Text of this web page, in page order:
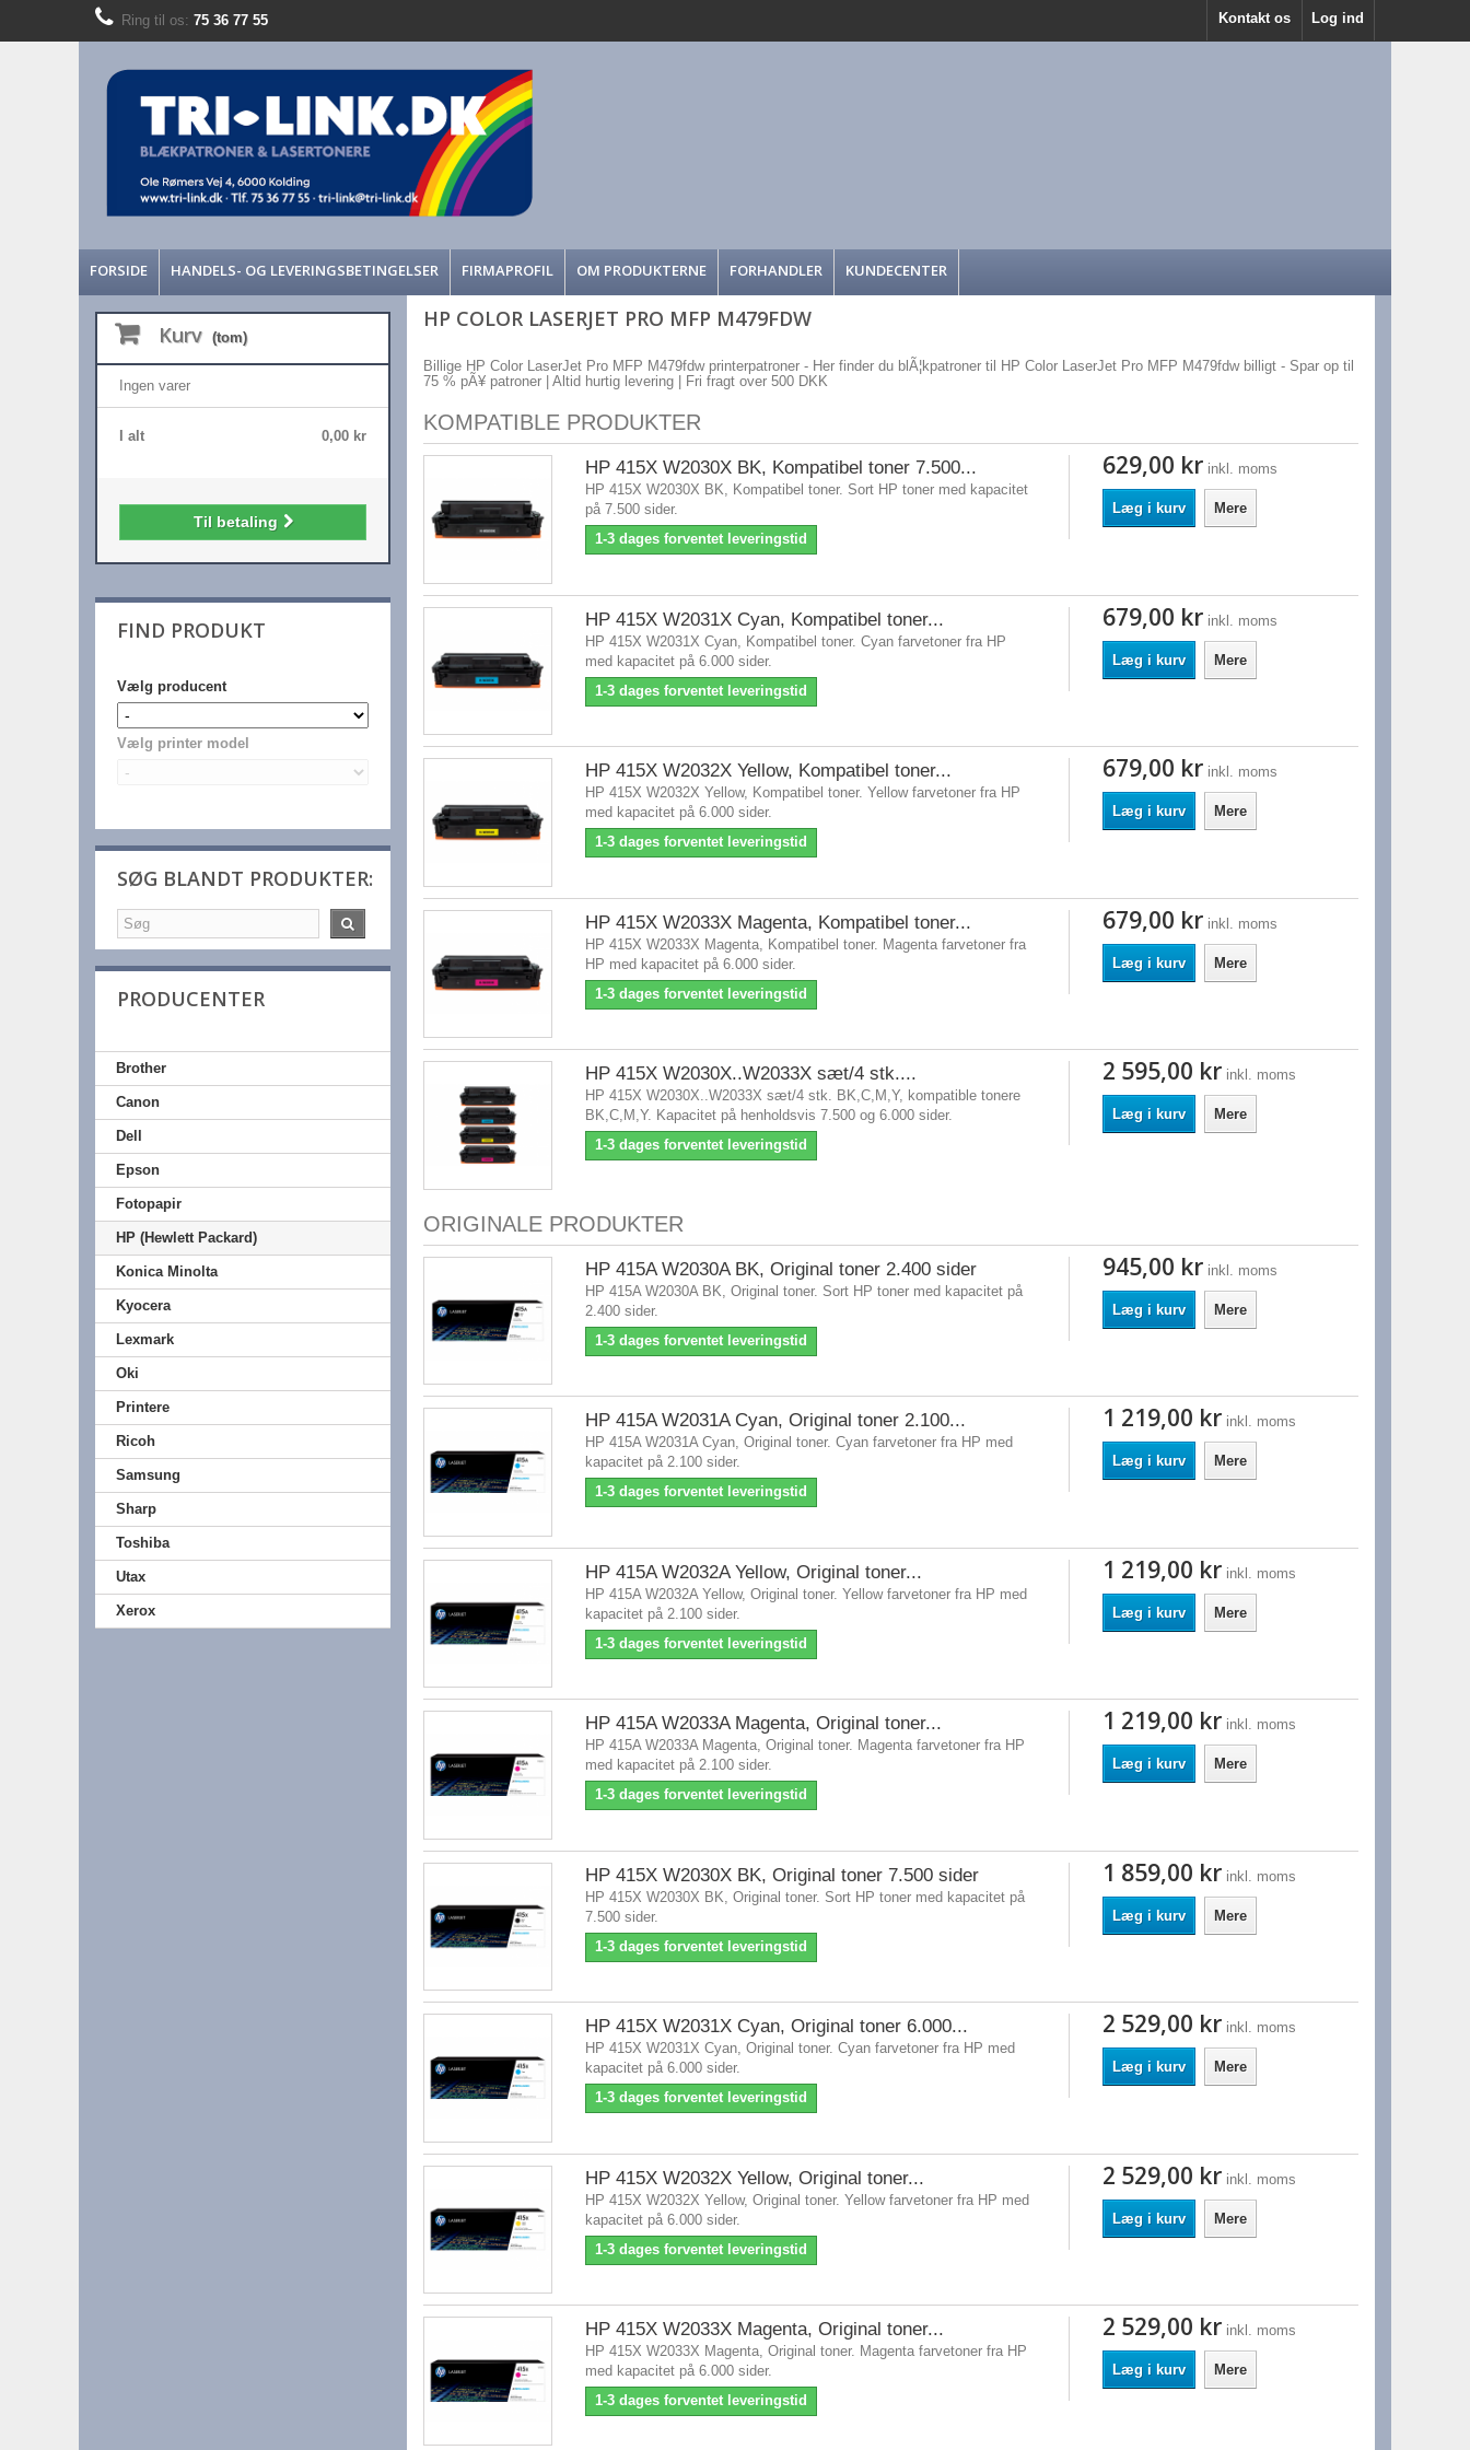
Log ind
Kontakt os
Ring til os: 75 36 77 55
FORSIDE HANDELS- OG LEVERINGSBETINGELSER FIRMAPROFIL OM PRODUKTERNE FORHANDLER KUNDECENTER
Kurv (tom)
Ingen varer
0,00 kr
I alt
Til betaling
FIND PRODUKT
Vælg producent
Vælg printer model
SØG BLANDT PRODUKTER:
PRODUCENTER
Brother
Canon
Dell
Epson
Fotopapir
HP (Hewlett Packard)
Konica Minolta
Kyocera
Lexmark
Oki
Printere
Ricoh
Samsung
Sharp
Toshiba
Utax
Xerox
HP COLOR LASERJET PRO MFP M479FDW
Billige HP Color LaserJet Pro MFP M479fdw printerpatroner - Her finder du blÃ¦kpatroner til HP Color LaserJet Pro MFP M479fdw billigt - Spar op til
75 % pÃ¥ patroner | Altid hurtig levering | Fri fragt over 500 DKK
KOMPATIBLE PRODUKTER
HP 415X W2030X BK, Kompatibel toner 7.500...
HP 415X W2030X BK, Kompatibel toner. Sort HP toner med kapacitet
på 7.500 sider.
1-3 dages forventet leveringstid
629,00 kr inkl. moms
Læg i kurv Mere
HP 415X W2031X Cyan, Kompatibel toner...
HP 415X W2031X Cyan, Kompatibel toner. Cyan farvetoner fra HP
med kapacitet på 6.000 sider.
1-3 dages forventet leveringstid
679,00 kr inkl. moms
Læg i kurv Mere
HP 415X W2032X Yellow, Kompatibel toner...
HP 415X W2032X Yellow, Kompatibel toner. Yellow farvetoner fra HP
med kapacitet på 6.000 sider.
1-3 dages forventet leveringstid
679,00 kr inkl. moms
Læg i kurv Mere
HP 415X W2033X Magenta, Kompatibel toner...
HP 415X W2033X Magenta, Kompatibel toner. Magenta farvetoner fra
HP med kapacitet på 6.000 sider.
1-3 dages forventet leveringstid
679,00 kr inkl. moms
Læg i kurv Mere
HP 415X W2030X..W2033X sæt/4 stk....
HP 415X W2030X..W2033X sæt/4 stk. BK,C,M,Y, kompatible tonere
BK,C,M,Y. Kapacitet på henholdsvis 7.500 og 6.000 sider.
1-3 dages forventet leveringstid
2 595,00 kr inkl. moms
Læg i kurv Mere
ORIGINALE PRODUKTER
HP 415A W2030A BK, Original toner 2.400 sider
HP 415A W2030A BK, Original toner. Sort HP toner med kapacitet på
2.400 sider.
1-3 dages forventet leveringstid
945,00 kr inkl. moms
Læg i kurv Mere
HP 415A W2031A Cyan, Original toner 2.100...
HP 415A W2031A Cyan, Original toner. Cyan farvetoner fra HP med
kapacitet på 2.100 sider.
1-3 dages forventet leveringstid
1 219,00 kr inkl. moms
Læg i kurv Mere
HP 415A W2032A Yellow, Original toner...
HP 415A W2032A Yellow, Original toner. Yellow farvetoner fra HP med
kapacitet på 2.100 sider.
1-3 dages forventet leveringstid
1 219,00 kr inkl. moms
Læg i kurv Mere
HP 415A W2033A Magenta, Original toner...
HP 415A W2033A Magenta, Original toner. Magenta farvetoner fra HP
med kapacitet på 2.100 sider.
1-3 dages forventet leveringstid
1 219,00 kr inkl. moms
Læg i kurv Mere
HP 415X W2030X BK, Original toner 7.500 sider
HP 415X W2030X BK, Original toner. Sort HP toner med kapacitet på
7.500 sider.
1-3 dages forventet leveringstid
1 859,00 kr inkl. moms
Læg i kurv Mere
HP 415X W2031X Cyan, Original toner 6.000...
HP 415X W2031X Cyan, Original toner. Cyan farvetoner fra HP med
kapacitet på 6.000 sider.
1-3 dages forventet leveringstid
2 529,00 kr inkl. moms
Læg i kurv Mere
HP 415X W2032X Yellow, Original toner...
HP 415X W2032X Yellow, Original toner. Yellow farvetoner fra HP med
kapacitet på 6.000 sider.
1-3 dages forventet leveringstid
2 529,00 kr inkl. moms
Læg i kurv Mere
HP 415X W2033X Magenta, Original toner...
HP 415X W2033X Magenta, Original toner. Magenta farvetoner fra HP
med kapacitet på 6.000 sider.
1-3 dages forventet leveringstid
2 529,00 kr inkl. moms
Læg i kurv Mere